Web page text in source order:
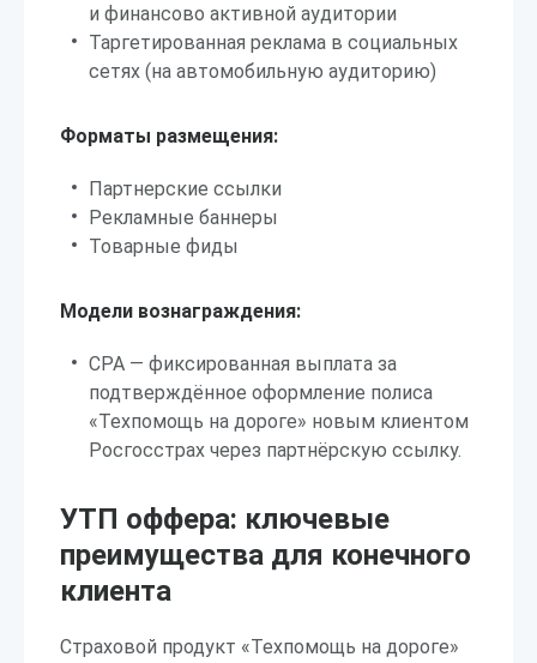
и финансово активной аудитории
Таргетированная реклама в социальных
сетях (на автомобильную аудиторию)
Форматы размещения:
Партнерские ссылки
Рекламные баннеры
Товарные фиды
Модели вознаграждения:
CPA — фиксированная выплата за
подтверждённое оформление полиса
«Техпомощь на дороге» новым клиентом
Росгосстрах через партнёрскую ссылку.
УТП оффера: ключевые
преимущества для конечного
клиента
Страховой продукт «Техпомощь на дороге»